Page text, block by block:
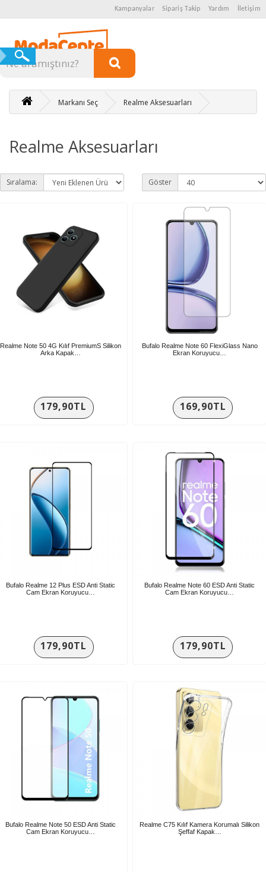
Kampanyalar Sipariş Takip Yardım İletişim
Kategoriler
Markanı Seç Realme Aksesuarları
Realme Aksesuarları
Sıralama: Göster
Realme Note 50 4G Kılıf PremiumS Silikon
Arka Kapak…
179,90TL
Bufalo Realme Note 60 FlexiGlass Nano
Ekran Koruyucu…
169,90TL
Bufalo Realme 12 Plus ESD Anti Static
Cam Ekran Koruyucu…
179,90TL
Bufalo Realme Note 60 ESD Anti Static
Cam Ekran Koruyucu…
179,90TL
Bufalo Realme Note 50 ESD Anti Static
Cam Ekran Koruyucu…
Realme C75 Kılıf Kamera Korumalı Silikon
Şeffaf Kapak…